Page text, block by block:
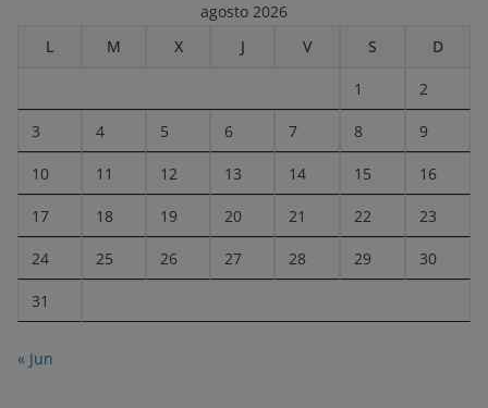
agosto 2026
L
M X J V S D
1 2
3 4 5 6 7 8 9
10 11 12 13 14 15 16
17 18 19 20 21 22 23
24 25 26 27 28 29 30
31
« Jun